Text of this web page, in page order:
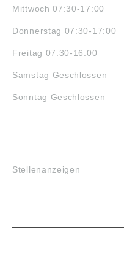
Mittwoch 07:30-17:00
Donnerstag 07:30-17:00
Freitag 07:30-16:00
Samstag Geschlossen
Sonntag Geschlossen
Stellenanzeigen